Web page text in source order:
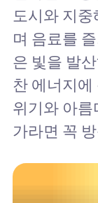
도시와 지
며 음료를
은 빛을 발
찬 에너지에
위기와 아름
가라면 꼭